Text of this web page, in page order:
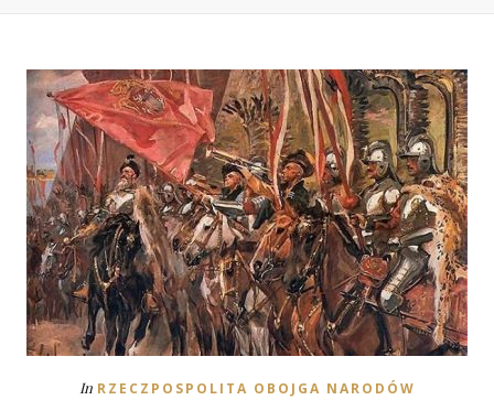
In RZECZPOSPOLITA OBOJGA NARODÓW